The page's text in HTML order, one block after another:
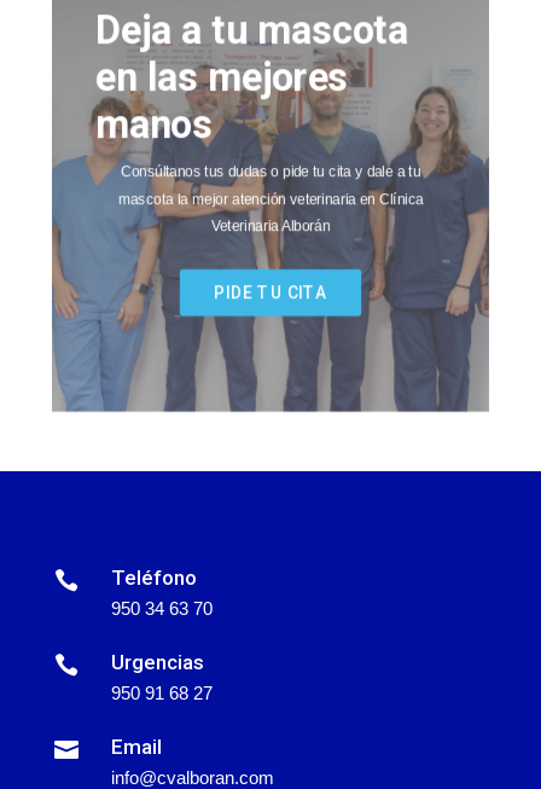
Deja a tu mascota
en las mejores
manos
Consúltanos tus dudas o pide tu cita y dale a tu
mascota la mejor atención veterinaria en Clínica
Veterinaria Alborán
PIDE TU CITA
 Teléfono
950 34 63 70
 Urgencias
950 91 68 27
 Email
info@cvalboran.com